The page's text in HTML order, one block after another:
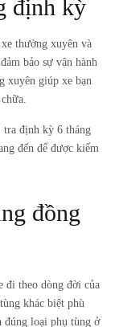
định kỳ
thường xuyên và
bảo sự vận hành
xuyên giúp xe bạn
tra định kỳ 6 tháng
đến để được kiểm
đồng
đi theo dòng đời của
khác biệt phù
đúng loại phụ tùng ở